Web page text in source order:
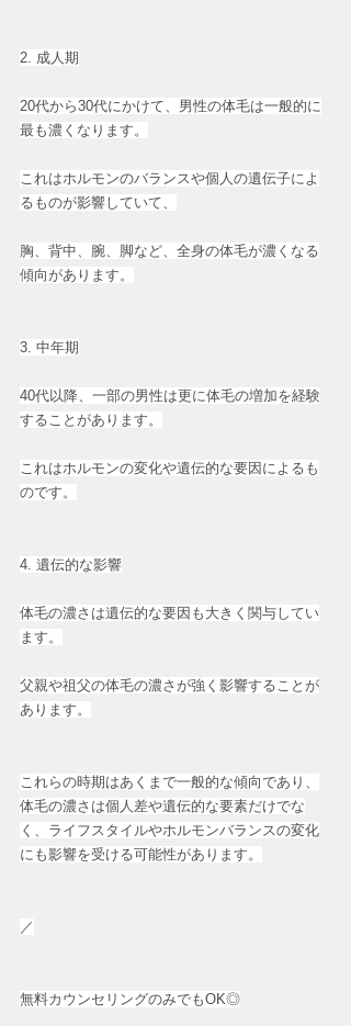
2. 成人期
20代から30代にかけて、男性の体毛は一般的に
最も濃くなります。
これはホルモンのバランスや個人の遺伝子によ
るものが影響していて、
胸、背中、腕、脚など、全身の体毛が濃くなる
傾向があります。
3. 中年期
40代以降、一部の男性は更に体毛の増加を経験
することがあります。
これはホルモンの変化や遺伝的な要因によるも
のです。
4. 遺伝的な影響
体毛の濃さは遺伝的な要因も大きく関与してい
ます。
父親や祖父の体毛の濃さが強く影響することが
あります。
これらの時期はあくまで一般的な傾向であり、
体毛の濃さは個人差や遺伝的な要素だけでな
く、ライフスタイルやホルモンバランスの変化
にも影響を受ける可能性があります。
／
無料カウンセリングのみでもOK◎